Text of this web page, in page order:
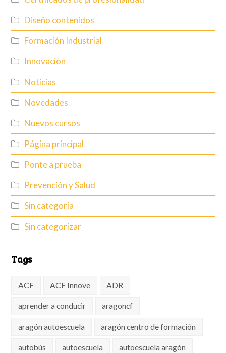
Diseño contenidos
Formación Industrial
Innovación
Noticias
Novedades
Nuevos cursos
Página principal
Ponte a prueba
Prevención y Salud
Sin categoría
Sin categorizar
Tags
ACF ACF Innove ADR
aprender a conducir aragoncf
aragón autoescuela aragón centro de formación
autobús autoescuela autoescuela aragón